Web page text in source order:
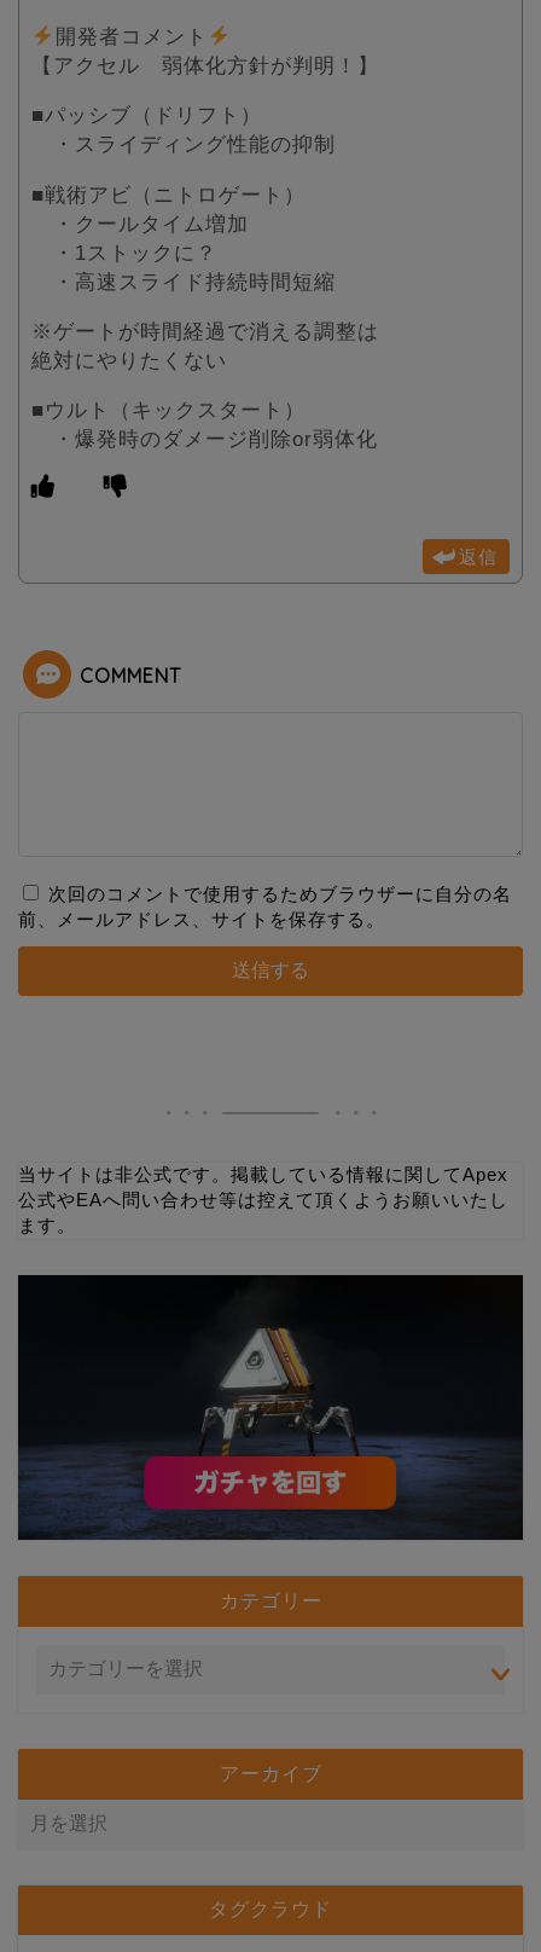
開発者コメント
【アクセル 弱体化方針が判明！】
■パッシブ（ドリフト）
・スライディング性能の抑制
■戦術アビ（ニトロゲート）
・クールタイム増加
・1ストックに？
・高速スライド持続時間短縮
※ゲートが時間経過で消える調整は
絶対にやりたくない
■ウルト（キックスタート）
・爆発時のダメージ削除or弱体化
返信
COMMENT
次回のコメントで使用するためブラウザーに自分の名
前、メールアドレス、サイトを保存する。
当サイトは非公式です。掲載している情報に関してApex
公式やEAへ問い合わせ等は控えて頂くようお願いいたし
ます。
カテゴリー
アーカイブ
タグクラウド